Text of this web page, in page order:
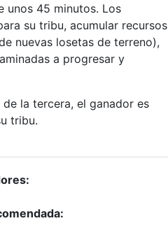
unos 45 minutos. Los
su tribu, acumular recursos
nuevas losetas de terreno),
a progresar y
la tercera, el ganador es
tribu.